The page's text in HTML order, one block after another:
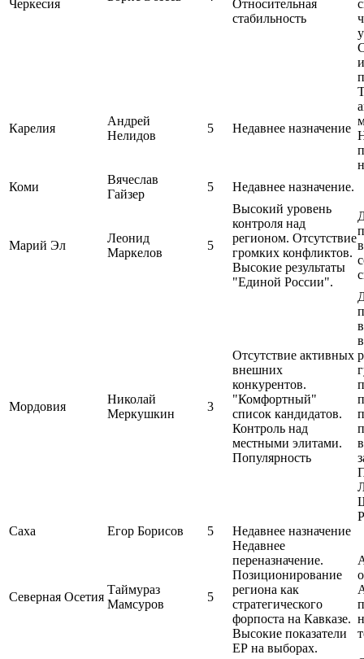
Черкесия
Относительная
стабильность
Карелия
Андрей
Нелидов
5 Недавнее назначение
Коми
Вячеслав
Гайзер
5 Недавнее назначение.
Марий Эл
Леонид
Маркелов
5
Высокий уровень
контроля над
регионом. Отсутствие
громких конфликтов.
Высокие результаты
"Единой России".
Мордовия
Николай
Меркушкин
3
Отсутствие активных
внешних
конкурентов.
"Комфортный"
список кандидатов.
Контроль над
местными элитами.
Популярность
Саха
Егор Борисов 5 Недавнее назначение
Северная Осетия
Таймураз
Мамсуров
5
Недавнее
переназначение.
Позиционирование
региона как
стратегического
форпоста на Кавказе.
Высокие показатели
ЕР на выборах.